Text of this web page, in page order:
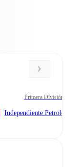
Primera División
Independiente Petrolero